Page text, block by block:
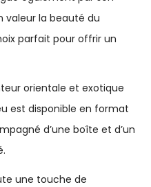
valeur la beauté du
parfait pour offrir un
orientale et exotique
est disponible en format
d’une boîte et d’un
une touche de